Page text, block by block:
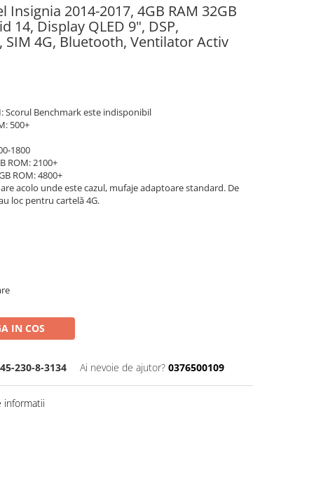
2014-2017, 4GB RAM 32GB
14, Display QLED 9", DSP,
4G, Bluetooth, Ventilator Activ
Scorul Benchmark este indisponibil
500+
1800
ROM: 2100+
ROM: 4800+
acolo unde este cazul, mufaje adaptoare standard. De
loc pentru cartelă 4G.
IN COS
230-8-3134 Ai nevoie de ajutor? 0376500109
informatii